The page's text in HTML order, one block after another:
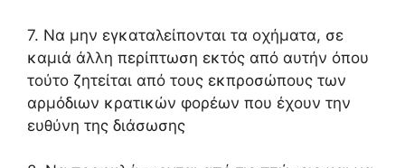
7. Να μην εγκαταλείπονται τα οχήματα, σε
καμιά άλλη περίπτωση εκτός από αυτήν όπου
τούτο ζητείται από τους εκπροσώπους των
αρμόδιων κρατικών φορέων που έχουν την
ευθύνη της διάσωσης